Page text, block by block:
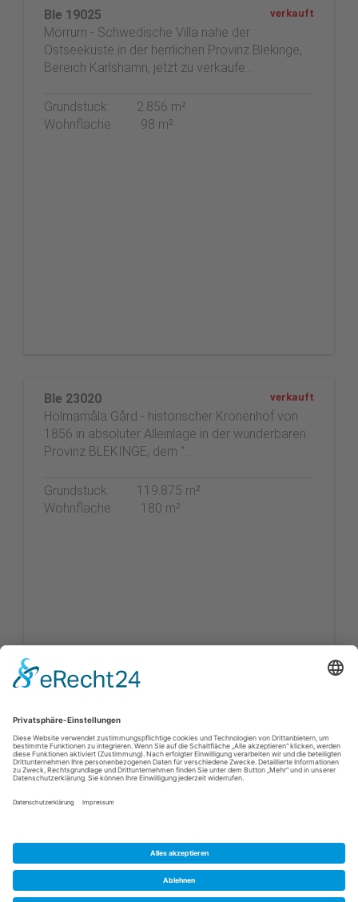
Ble 19025 verkauft
Mörrum - Schwedische Villa nahe der
Ostseeküste in der herrlichen Provinz Blekinge,
Bereich Karlshamn, jetzt zu verkaufe…
Grundstück:
2.856 m²
Wohnfläche:
98 m²
Ble 23020 verkauft
Holmamåla Gård - historischer Kronenhof von
1856 in absoluter Alleinlage in der wunderbaren
Provinz BLEKINGE, dem "…
Grundstück:
119.875 m²
Wohnfläche:
180 m²
Fußbereich
--Anders Revelj
21 -- S-43832 Landvetter
Alle Rechte vorbehalten --- Webdesign:Drupal Agentur